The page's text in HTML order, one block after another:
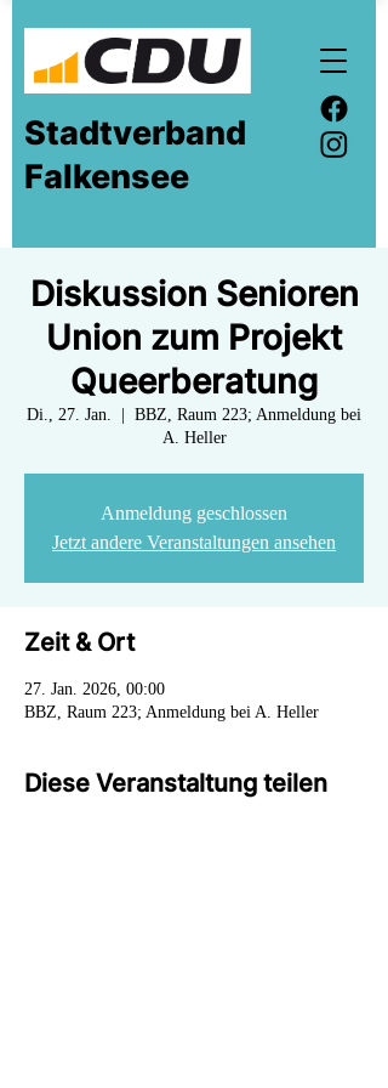
Stadtverband
Falkensee
Diskussion Senioren
Union zum Projekt
Queerberatung
Di., 27. Jan.
BBZ, Raum 223; Anmeldung bei
A. Heller
Anmeldung geschlossen
Jetzt andere Veranstaltungen ansehen
Zeit & Ort
27. Jan. 2026, 00:00
BBZ, Raum 223; Anmeldung bei A. Heller
Diese Veranstaltung teilen